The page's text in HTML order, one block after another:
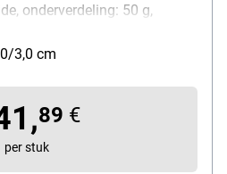
onderverdeling: 50 g,
1,5 V micro batterij (AAA)
3,0 cm
89 €
per stuk